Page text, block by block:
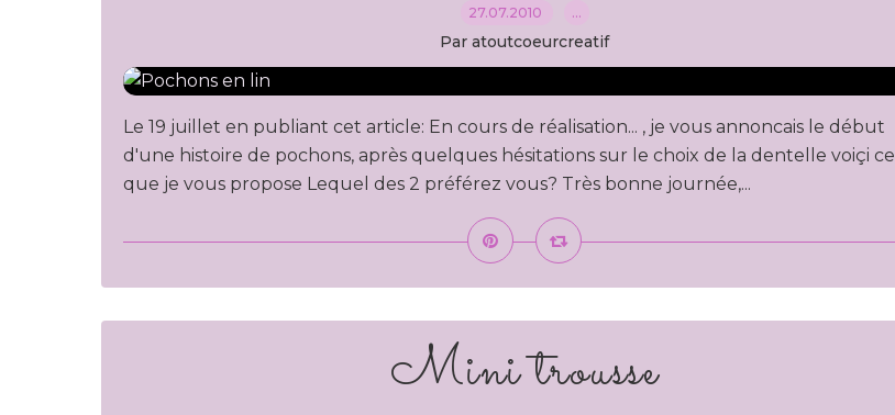
27.07.2010 …
Par atoutcoeurcreatif
Le 19 juillet en publiant cet article: En cours de réalisation... , je vous annoncais le début
d'une histoire de pochons, après quelques hésitations sur le choix de la dentelle voiçi ce
que je vous propose Lequel des 2 préférez vous? Très bonne journée,...
Mini trousse